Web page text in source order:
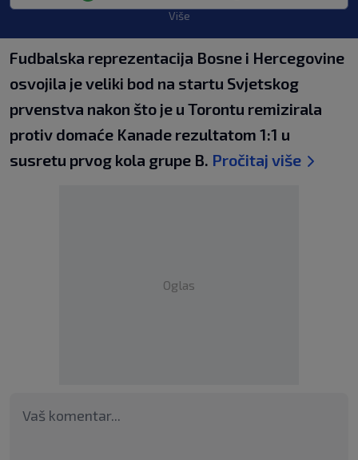
Više
Fudbalska reprezentacija Bosne i Hercegovine
osvojila je veliki bod na startu Svjetskog
prvenstva nakon što je u Torontu remizirala
protiv domaće Kanade rezultatom 1:1 u
susretu prvog kola grupe B. Pročitaj više
Oglas